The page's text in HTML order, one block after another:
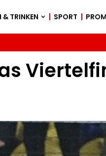
& TRINKEN SPORT